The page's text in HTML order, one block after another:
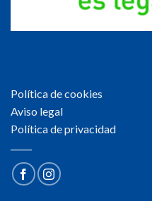
Política de cookies
Aviso legal
Política de privacidad